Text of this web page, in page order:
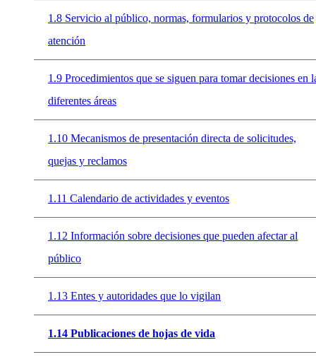
1.8 Servicio al público, normas, formularios y protocolos de
atención
1.9 Procedimientos que se siguen para tomar decisiones en
diferentes áreas
1.10 Mecanismos de presentación directa de solicitudes,
quejas y reclamos
1.11 Calendario de actividades y eventos
1.12 Información sobre decisiones que pueden afectar al
público
1.13 Entes y autoridades que lo vigilan
1.14 Publicaciones de hojas de vida